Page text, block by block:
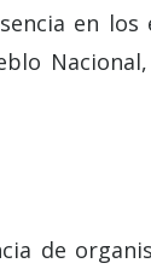
en los
de